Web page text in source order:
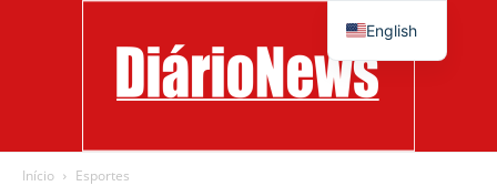
Início Esportes
English